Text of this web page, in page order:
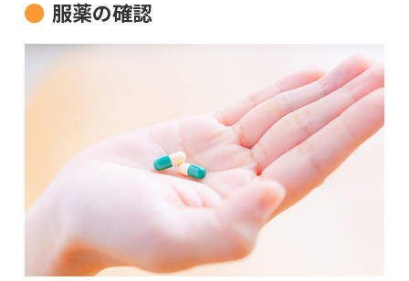
服薬の確認